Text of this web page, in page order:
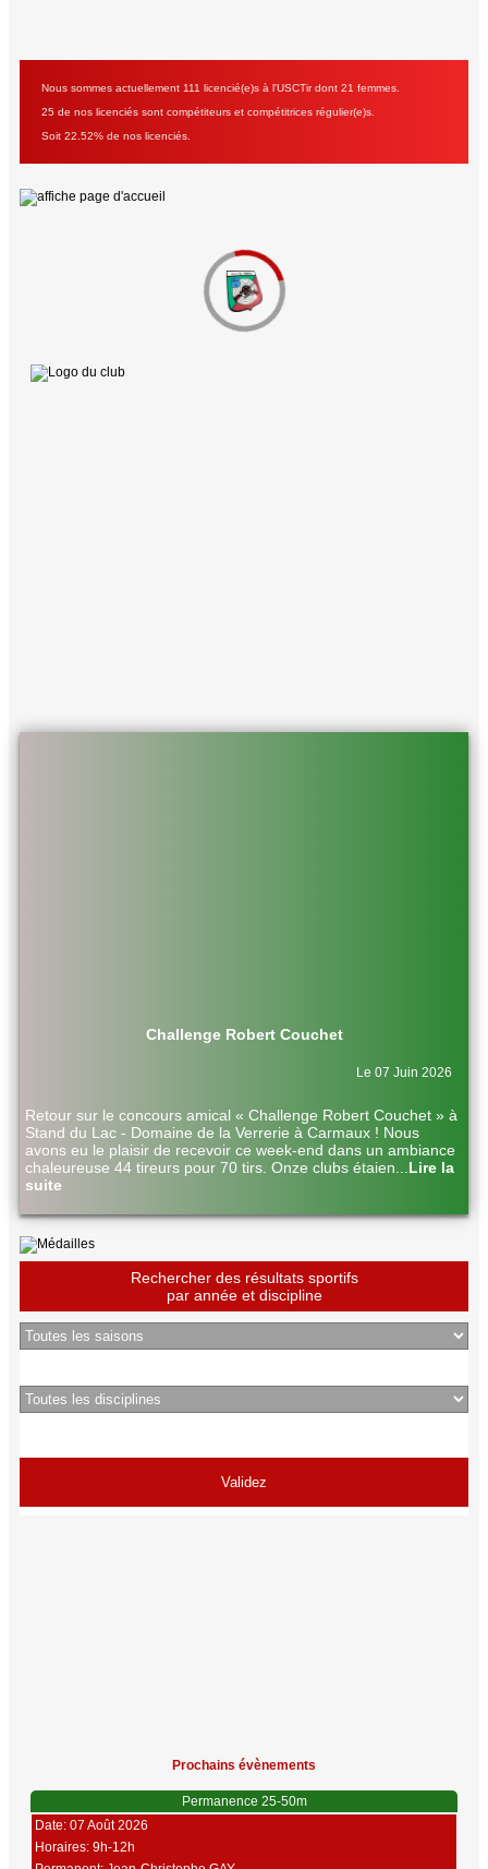
Nous sommes actuellement 111 licencié(e)s à l'USCTir dont 21 femmes.
25 de nos licenciés sont compétiteurs et compétitrices régulier(e)s.
Soit 22.52% de nos licenciés.
Challenge Robert Couchet
Le 07 Juin 2026
Retour sur le concours amical « Challenge Robert Couchet » à
Stand du Lac - Domaine de la Verrerie à Carmaux ! Nous
avons eu le plaisir de recevoir ce week-end dans un ambiance
chaleureuse 44 tireurs pour 70 tirs. Onze clubs étaien
Lire la
suite
Rechercher des résultats sportifs
par année et discipline
Prochains évènements
Permanence 25-50m
Date: 07 Août 2026
Horaires: 9h-12h